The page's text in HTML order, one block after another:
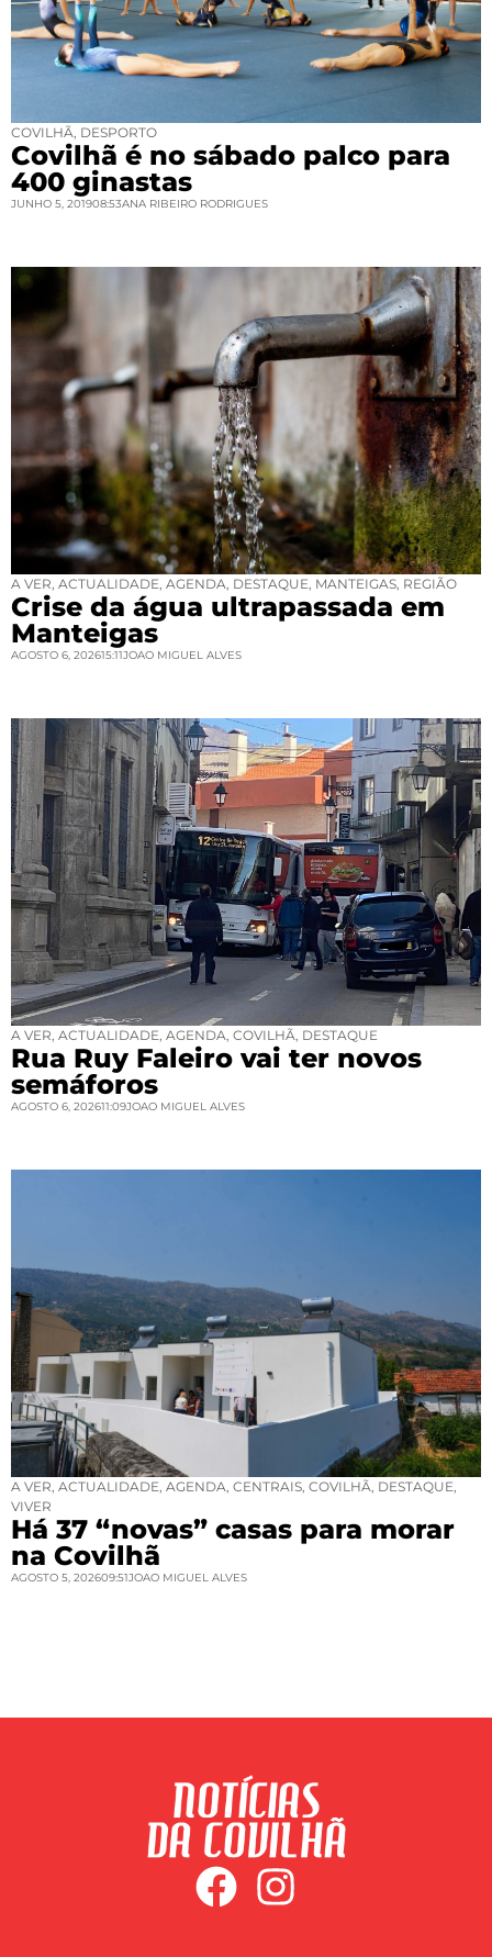
COVILHÃ, DESPORTO
Covilhã é no sábado palco para
400 ginastas
JUNHO 5, 201908:53ANA RIBEIRO RODRIGUES
A VER, ACTUALIDADE, AGENDA, DESTAQUE, MANTEIGAS, REGIÃO
Crise da água ultrapassada em
Manteigas
AGOSTO 6, 202615:11JOAO MIGUEL ALVES
A VER, ACTUALIDADE, AGENDA, COVILHÃ, DESTAQUE
Rua Ruy Faleiro vai ter novos
semáforos
AGOSTO 6, 202611:09JOAO MIGUEL ALVES
A VER, ACTUALIDADE, AGENDA, CENTRAIS, COVILHÃ, DESTAQUE,
VIVER
Há 37 “novas” casas para morar
na Covilhã
AGOSTO 5, 202609:51JOAO MIGUEL ALVES